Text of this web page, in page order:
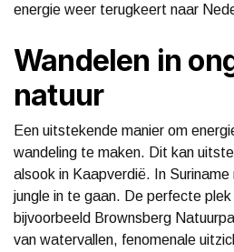
energie weer terugkeert naar
Wandelen in
natuur
Een uitstekende manier om
wandeling te maken. Dit kan
alsook in Kaapverdië. In
jungle in te gaan. De perfecte
bijvoorbeeld Brownsberg
van watervallen, fenomenale